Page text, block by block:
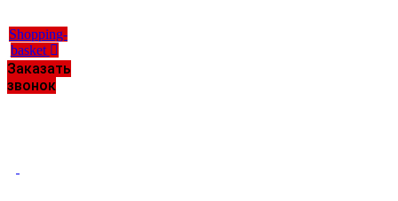
Shopping-
basket
Заказать
звонок